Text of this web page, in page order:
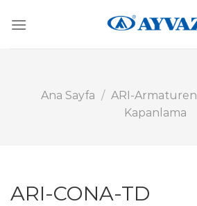
Ana Sayfa / ARI-Armaturen
Kapanlama
ARI-CONA-TD